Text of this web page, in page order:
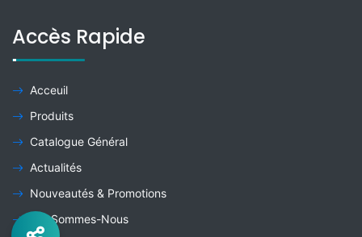
Accès Rapide
Acceuil
Produits
Catalogue Général
Actualités
Nouveautés & Promotions
Qui Sommes-Nous